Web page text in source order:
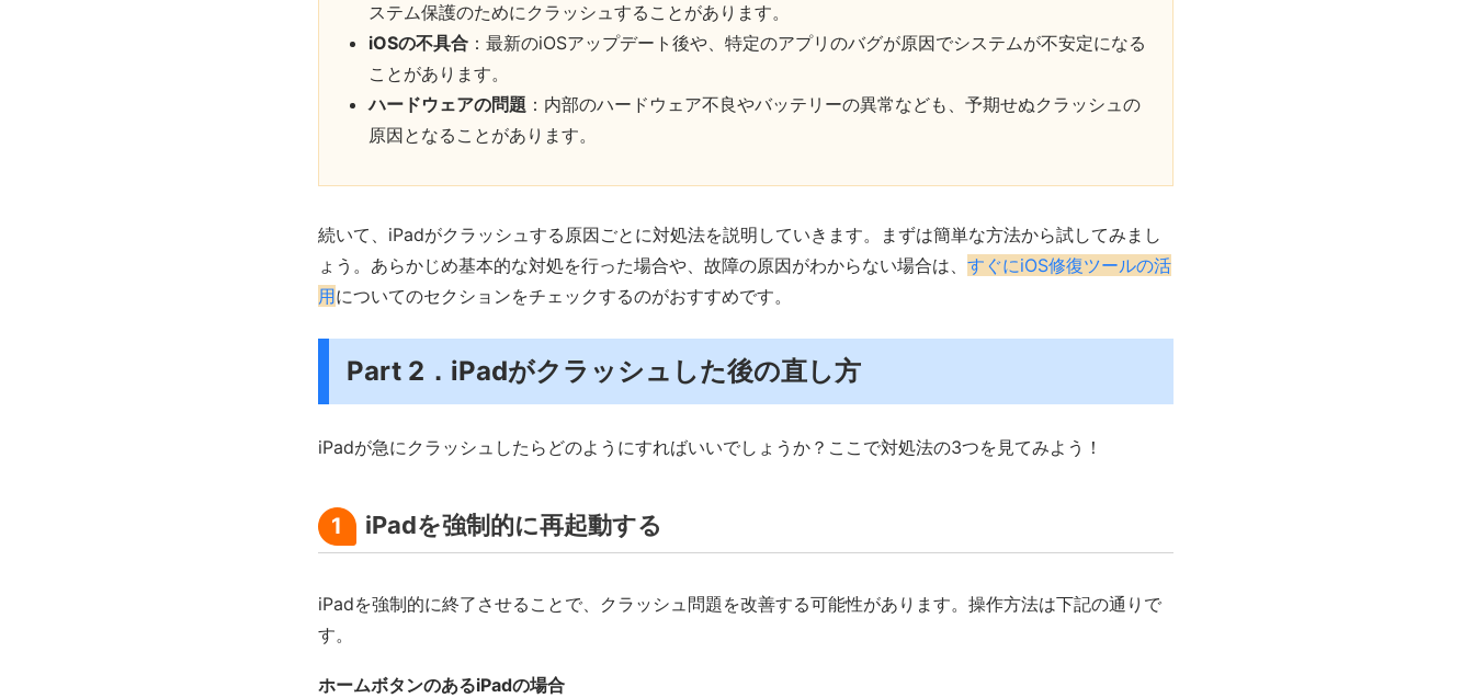
ステム保護のためにクラッシュすることがあります。
iOSの不具合：最新のiOSアップデート後や、特定のアプリのバグが原因でシステムが不安定になる
ことがあります。
ハードウェアの問題 ：内部のハードウェア不良やバッテリーの異常なども、予期せぬクラッシュの
原因となることがあります。
続いて、iPadがクラッシュする原因ごとに対処法を説明していきます。まずは簡単な方法から試してみまし
ょう。あらかじめ基本的な対処を行った場合や、故障の原因がわからない場合は、 すぐにiOS修復ツールの活
用についてのセクションをチェックするのがおすすめです。
Part 2．iPadがクラッシュした後の直し方
iPadが急にクラッシュしたらどのようにすればいいでしょうか？ここで対処法の3つを見てみよう！
1 iPadを強制的に再起動する
iPadを強制的に終了させることで、クラッシュ問題を改善する可能性があります。操作方法は下記の通りで
す。
ホームボタンのあるiPadの場合